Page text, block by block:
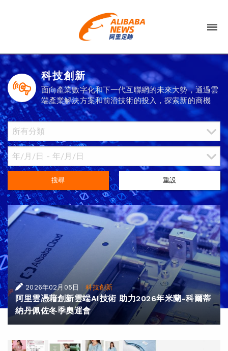
科技創新
面向產業數字化和下一代互聯網的未來大勢，通過雲
端產業解決方案和前沿技術的投入，探索新的商機
搜尋 重設
2026年02月05日 |科技創新
阿里雲憑藉創新雲端AI技術 助力2026年米蘭-科爾蒂
納丹佩佐冬季奧運會